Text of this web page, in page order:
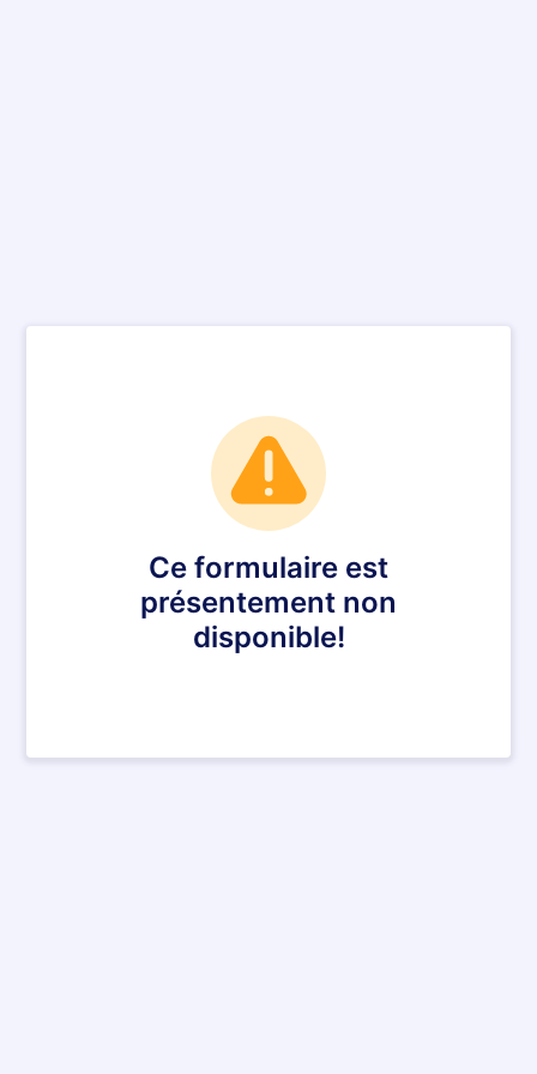
Ce formulaire est
présentement non
disponible!